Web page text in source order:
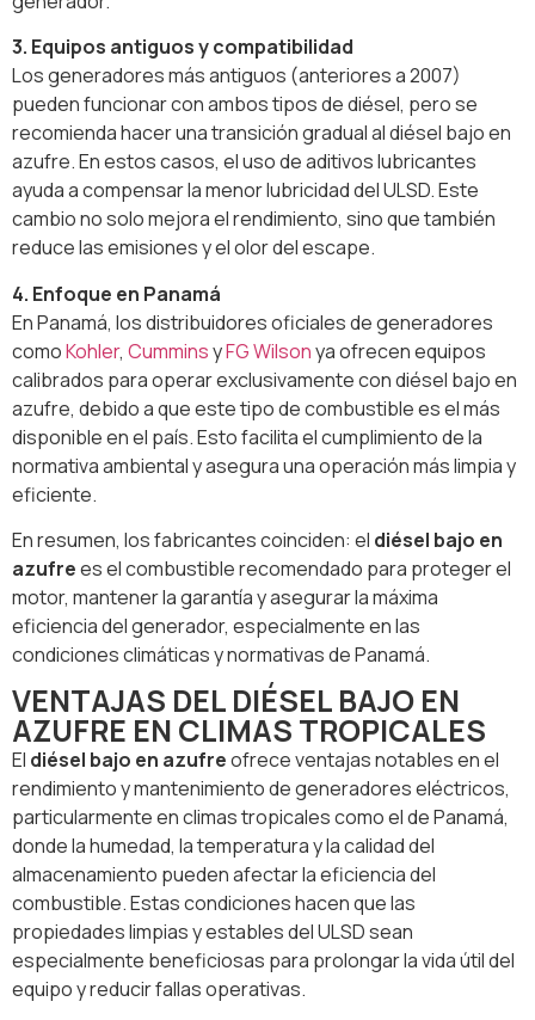
3. Equipos antiguos y compatibilidad
Los generadores más antiguos (anteriores a 2007)
pueden funcionar con ambos tipos de diésel, pero se
recomienda hacer una transición gradual al diésel bajo en
azufre. En estos casos, el uso de aditivos lubricantes
ayuda a compensar la menor lubricidad del ULSD. Este
cambio no solo mejora el rendimiento, sino que también
reduce las emisiones y el olor del escape.
4. Enfoque en Panamá
En Panamá, los distribuidores oficiales de generadores
comoKohler, CumminsyFG Wilsonya ofrecen equipos
calibrados para operar exclusivamente con diésel bajo en
azufre, debido a que este tipo de combustible es el más
disponible en el país. Esto facilita el cumplimiento de la
normativa ambiental y asegura una operación más limpia y
eficiente.
En resumen, los fabricantes coinciden: el diésel bajo en
azufrees el combustible recomendado para proteger el
motor, mantener la garantía y asegurar la máxima
eficiencia del generador, especialmente en las
condiciones climáticas y normativas de Panamá.
VENTAJAS DEL DIÉSEL BAJO EN
AZUFRE EN CLIMAS TROPICALES
El diésel bajo en azufreofrece ventajas notables en el
rendimiento y mantenimiento de generadores eléctricos,
particularmente en climas tropicales como el de Panamá,
donde la humedad, la temperatura y la calidad del
almacenamiento pueden afectar la eficiencia del
combustible. Estas condiciones hacen que las
propiedades limpias y estables del ULSD sean
especialmente beneficiosas para prolongar la vida útil del
equipo y reducir fallas operativas.